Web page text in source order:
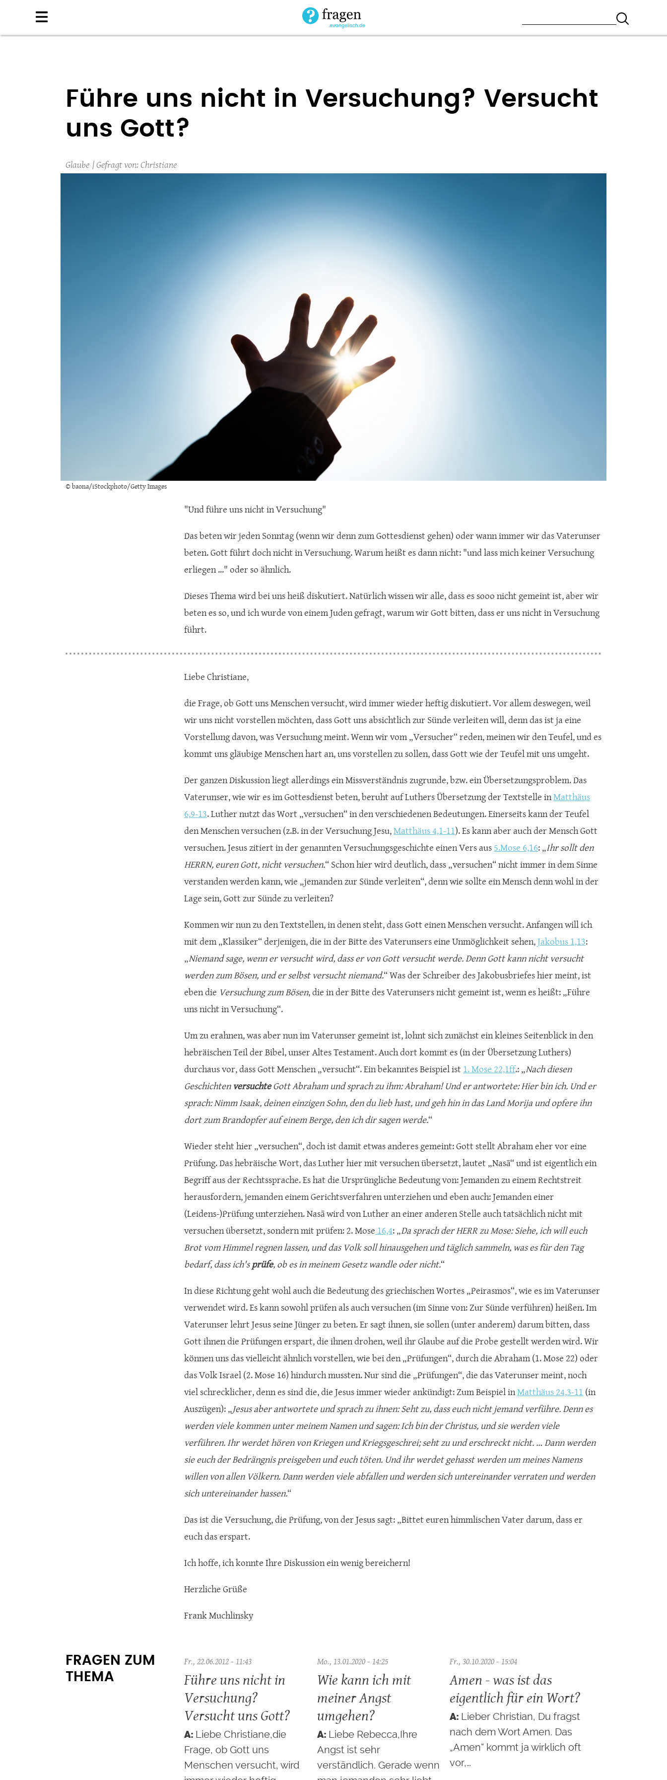
Führe uns nicht in Versuchung? Versucht
uns Gott?
Glaube Christiane
© baona/iStockphoto/Getty Images
"Und führe uns nicht in Versuchung"
Das beten wir jeden Sonntag (wenn wir denn zum Gottesdienst gehen) oder wann immer wir das Vaterunser
beten. Gott führt doch nicht in Versuchung. Warum heißt es dann nicht: "und lass mich keiner Versuchung
erliegen ..." oder so ähnlich.
Dieses Thema wird bei uns heiß diskutiert. Natürlich wissen wir alle, dass es sooo nicht gemeint ist, aber wir
beten es so, und ich wurde von einem Juden gefragt, warum wir Gott bitten, dass er uns nicht in Versuchung
führt.
Liebe Christiane,
die Frage, ob Gott uns Menschen versucht, wird immer wieder heftig diskutiert. Vor allem deswegen, weil
wir uns nicht vorstellen möchten, dass Gott uns absichtlich zur Sünde verleiten will, denn das ist ja eine
Vorstellung davon, was Versuchung meint. Wenn wir vom „Versucher“ reden, meinen wir den Teufel, und es
kommt uns gläubige Menschen hart an, uns vorstellen zu sollen, dass Gott wie der Teufel mit uns umgeht.
Der ganzen Diskussion liegt allerdings ein Missverständnis zugrunde, bzw. ein Übersetzungsproblem. Das
Vaterunser, wie wir es im Gottesdienst beten, beruht auf Luthers Übersetzung der Textstelle inMatthäus
6,9-13. Luther nutzt das Wort „versuchen“ in den verschiedenen Bedeutungen. Einerseits kann der Teufel
den Menschen versuchen (z.B. in der Versuchung Jesu,Matthäus 4,1-11). Es kann aber auch der Mensch Gott
versuchen. Jesus zitiert in der genannten Versuchungsgeschichte einen Vers aus5.Mose 6,16: „Ihr sollt den
HERRN, euren Gott, nicht versuchen.“ Schon hier wird deutlich, dass „versuchen“ nicht immer in dem Sinne
verstanden werden kann, wie „jemanden zur Sünde verleiten“, denn wie sollte ein Mensch denn wohl in der
Lage sein, Gott zur Sünde zu verleiten?
Kommen wir nun zu den Textstellen, in denen steht, dass Gott einen Menschen versucht. Anfangen will ich
mit dem „Klassiker“ derjenigen, die in der Bitte des Vaterunsers eine Unmöglichkeit sehen,Jakobus 1,13:
„Niemand sage, wenn er versucht wird, dass er von Gott versucht werde. Denn Gott kann nicht versucht
werden zum Bösen, und er selbst versucht niemand.“ Was der Schreiber des Jakobusbriefes hier meint, ist
eben die Versuchung zum Bösen, die in der Bitte des Vaterunsers nicht gemeint ist, wenn es heißt: „Führe
uns nicht in Versuchung“.
Um zu erahnen, was aber nun im Vaterunser gemeint ist, lohnt sich zunächst ein kleines Seitenblick in den
hebräischen Teil der Bibel, unser Altes Testament. Auch dort kommt es (in der Übersetzung Luthers)
durchaus vor, dass Gott Menschen „versucht“. Ein bekanntes Beispiel ist 1. Mose 22,1ff.: „Nach diesen
GeschichtenversuchteGott Abraham und sprach zu ihm: Abraham! Und er antwortete: Hier bin ich. Und er
sprach: Nimm Isaak, deinen einzigen Sohn, den du lieb hast, und geh hin in das Land Morija und opfere ihn
dort zum Brandopfer auf einem Berge, den ich dir sagen werde.“
Wieder steht hier „versuchen“, doch ist damit etwas anderes gemeint: Gott stellt Abraham eher vor eine
Prüfung. Das hebräische Wort, das Luther hier mit versuchen übersetzt, lautet „Nasā“ und ist eigentlich ein
Begriff aus der Rechtssprache. Es hat die Ursprüngliche Bedeutung von: Jemanden zu einem Rechtstreit
herausfordern, jemanden einem Gerichtsverfahren unterziehen und eben auch: Jemanden einer
(Leidens-)Prüfung unterziehen. Nasā wird von Luther an einer anderen Stelle auch tatsächlich nicht mit
versuchen übersetzt, sondern mit prüfen: 2. Mose 16,4: „Da sprach der HERR zu Mose: Siehe, ich will euch
Brot vom Himmel regnen lassen, und das Volk soll hinausgehen und täglich sammeln, was es für den Tag
bedarf, dass ich'sprüfe, ob es in meinem Gesetz wandle oder nicht.“
In diese Richtung geht wohl auch die Bedeutung des griechischen Wortes „Peirasmos“, wie es im Vaterunser
verwendet wird. Es kann sowohl prüfen als auch versuchen (im Sinne von: Zur Sünde verführen) heißen. Im
Vaterunser lehrt Jesus seine Jünger zu beten. Er sagt ihnen, sie sollen (unter anderem) darum bitten, dass
Gott ihnen die Prüfungen erspart, die ihnen drohen, weil ihr Glaube auf die Probe gestellt werden wird. Wir
können uns das vielleicht ähnlich vorstellen, wie bei den „Prüfungen“, durch die Abraham (1. Mose 22) oder
das Volk Israel (2. Mose 16) hindurch mussten. Nur sind die „Prüfungen“, die das Vaterunser meint, noch
viel schrecklicher, denn es sind die, die Jesus immer wieder ankündigt: Zum Beispiel inMatthäus 24,3-11 (in
Auszügen): „Jesus aber antwortete und sprach zu ihnen: Seht zu, dass euch nicht jemand verführe. Denn es
werden viele kommen unter meinem Namen und sagen: Ich bin der Christus, und sie werden viele
verführen. Ihr werdet hören von Kriegen und Kriegsgeschrei; seht zu und erschreckt nicht. … Dann werden
sie euch der Bedrängnis preisgeben und euch töten. Und ihr werdet gehasst werden um meines Namens
willen von allen Völkern. Dann werden viele abfallen und werden sich untereinander verraten und werden
sich untereinander hassen.“
Das ist die Versuchung, die Prüfung, von der Jesus sagt: „Bittet euren himmlischen Vater darum, dass er
euch das erspart.
Ich hoffe, ich konnte Ihre Diskussion ein wenig bereichern!
Herzliche Grüße
Frank Muchlinsky
FRAGEN ZUM
THEMA
Fr., 22.06.2012 - 11:43
Führe uns nicht in
Versuchung?
Versucht uns Gott?
Liebe Christiane,die
Frage, ob Gott uns
Menschen versucht, wird
Mo., 13.01.2020 - 14:25
Wie kann ich mit
meiner Angst
umgehen?
Liebe Rebecca,Ihre
Angst ist sehr
verständlich. Gerade wenn
Fr., 30.10.2020 - 15:04
Amen - was ist das
eigentlich für ein Wort?
Lieber Christian, Du fragst
nach dem Wort Amen. Das
„Amen“ kommt ja wirklich oft
vor,…